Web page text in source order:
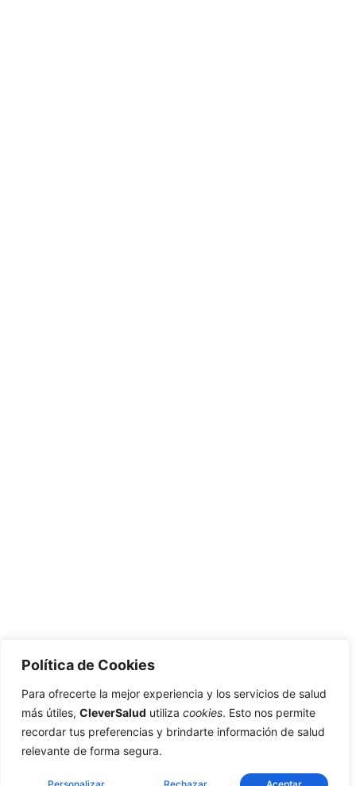
Política de Cookies
Para ofrecerte la mejor experiencia y los servicios de salud
más útiles, CleverSalud utiliza cookies. Esto nos permite
recordar tus preferencias y brindarte información de salud
relevante de forma segura.